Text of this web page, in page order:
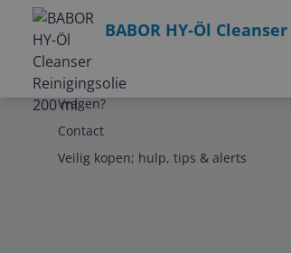
BABOR HY-Öl
Service
Vragen?
Contact
Veilig kopen; hulp, tips & alerts